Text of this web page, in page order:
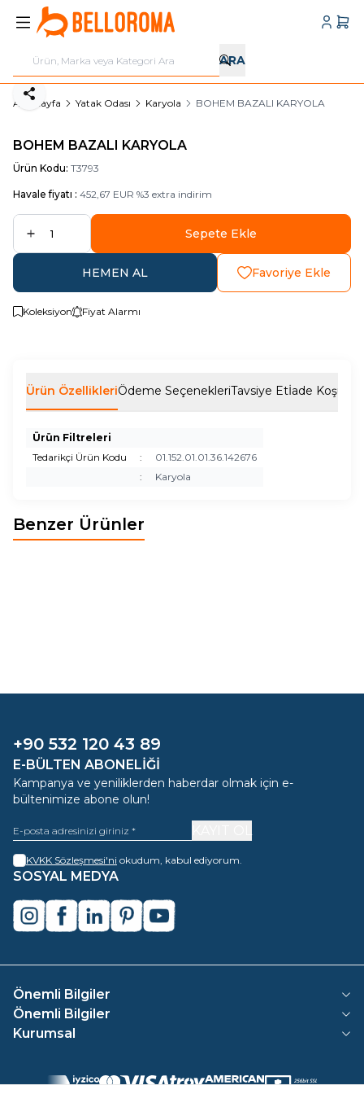
ARA
Ana Sayfa Yatak Odası Karyola BOHEM BAZALI KARYOLA
Paylaş
BOHEM BAZALI KARYOLA
Ürün Kodu: T3793
Havale fiyatı : 452,67 EUR %3 extra indirim
Sepete Ekle
HEMEN AL Favoriye Ekle
Koleksiyon Fiyat Alarmı
Ürün ÖzellikleriÖdeme SeçenekleriTavsiye Etİade Koşulları
Ürün Filtreleri
Tedarikçi Ürün Kodu
:
01.152.01.01.36.142676
:
Karyola
Benzer Ürünler
+90 532 120 43 89
E-BÜLTEN ABONELIĞI
Kampanya ve yeniliklerden haberdar olmak için e-
bültenimize abone olun!
KVKK Sözleşmesi'ni okudum, kabul ediyorum.
SOSYAL MEDYA
instagramfacebooklinkedinpinterestyoutube
Önemli Bilgiler
Önemli Bilgiler
Kurumsal